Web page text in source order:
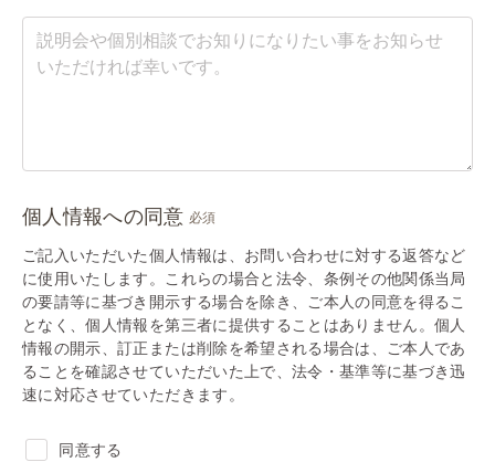
個人情報への同意 必須
ご記入いただいた個人情報は、お問い合わせに対する返答など
に使用いたします。これらの場合と法令、条例その他関係当局
の要請等に基づき開示する場合を除き、ご本人の同意を得るこ
となく、個人情報を第三者に提供することはありません。個人
情報の開示、訂正または削除を希望される場合は、ご本人であ
ることを確認させていただいた上で、法令・基準等に基づき迅
速に対応させていただきます。
同意する